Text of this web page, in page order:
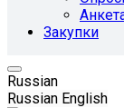
Закупки
Russian
Russian English